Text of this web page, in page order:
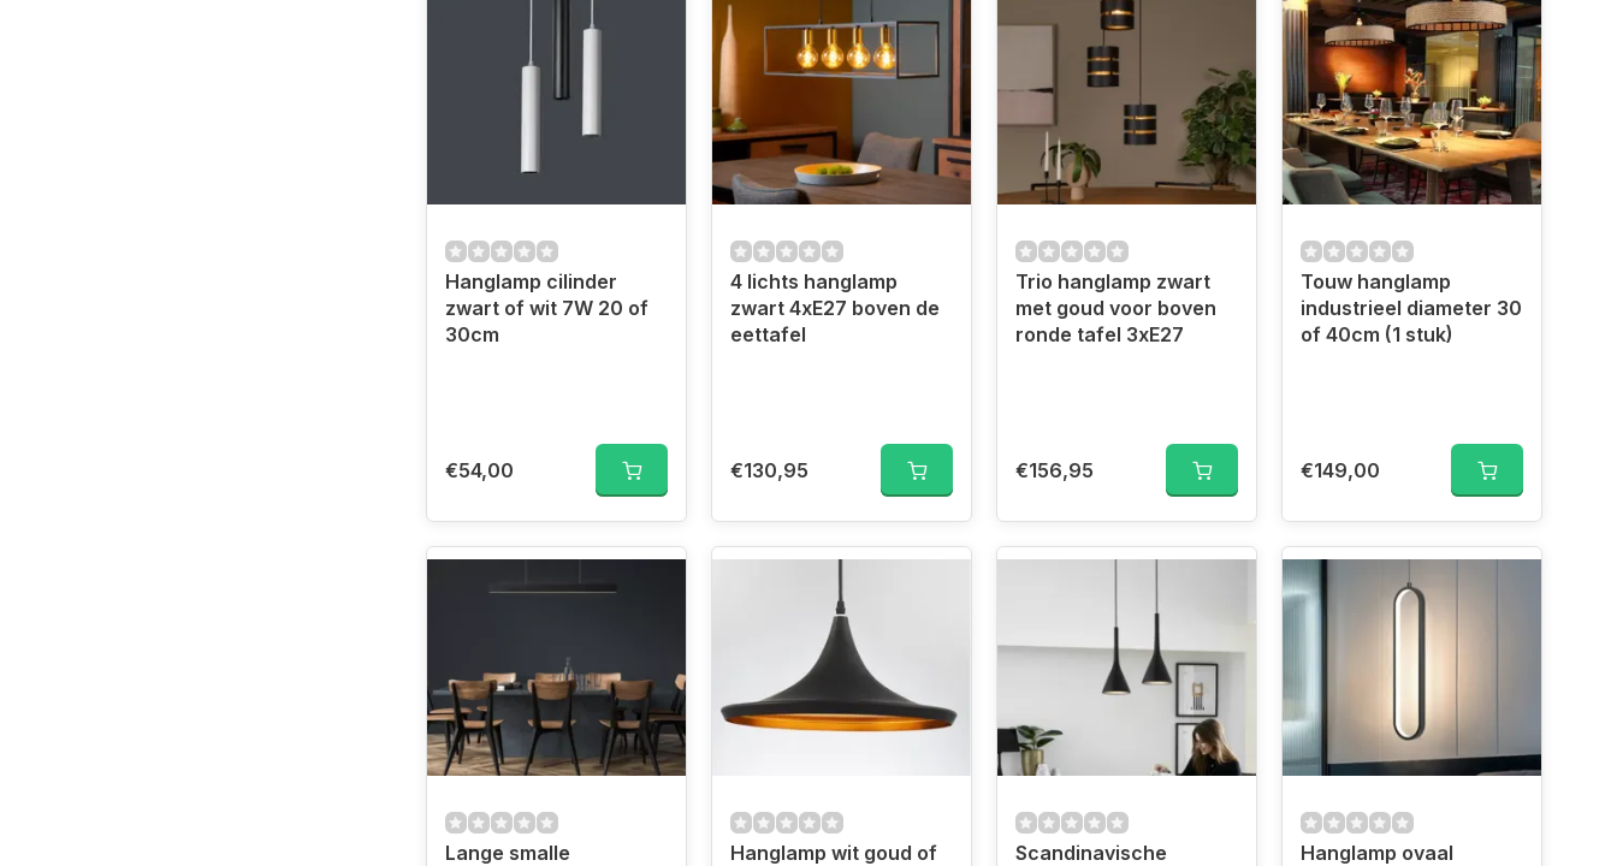
Hanglamp cilinder
zwart of wit 7W 20 of
30cm
€54,00
4 lichts hanglamp
zwart 4xE27 boven de
eettafel
€130,95
Trio hanglamp zwart
met goud voor boven
ronde tafel 3xE27
€156,95
Touw hanglamp
industrieel diameter 30
of 40cm (1 stuk)
€149,00
Lange smalle
Hanglamp wit goud of
Scandinavische
Hanglamp ovaal